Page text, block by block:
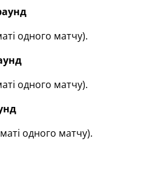
одного матчу).
одного матчу).
одного матчу).